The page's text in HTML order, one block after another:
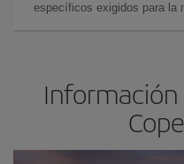
específicos exigidos para la